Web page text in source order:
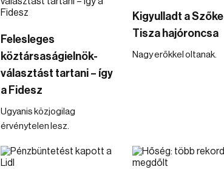
Felesleges
köztársaságielnök-
választást tartani – így
a Fidesz
Ugyanis közjogilag
érvénytelen lesz.
Kigyulladt a Szőke
Tisza hajóroncsa
Nagy erőkkel oltanak.